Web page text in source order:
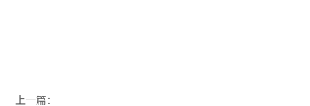
上一篇：